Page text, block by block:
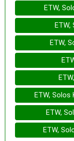
ETW,
ETW,
ETW,
ETW, Solos
ETW,
ETW,